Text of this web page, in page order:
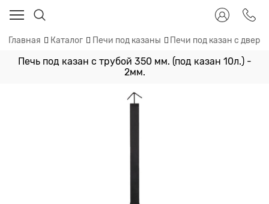
Главная Каталог Печи под казаны Печи под казан с
Печь под казан с трубой 350 мм. (под казан 10л.) -
2мм.